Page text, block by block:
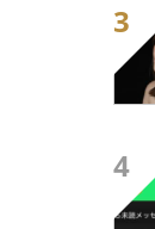
3
4